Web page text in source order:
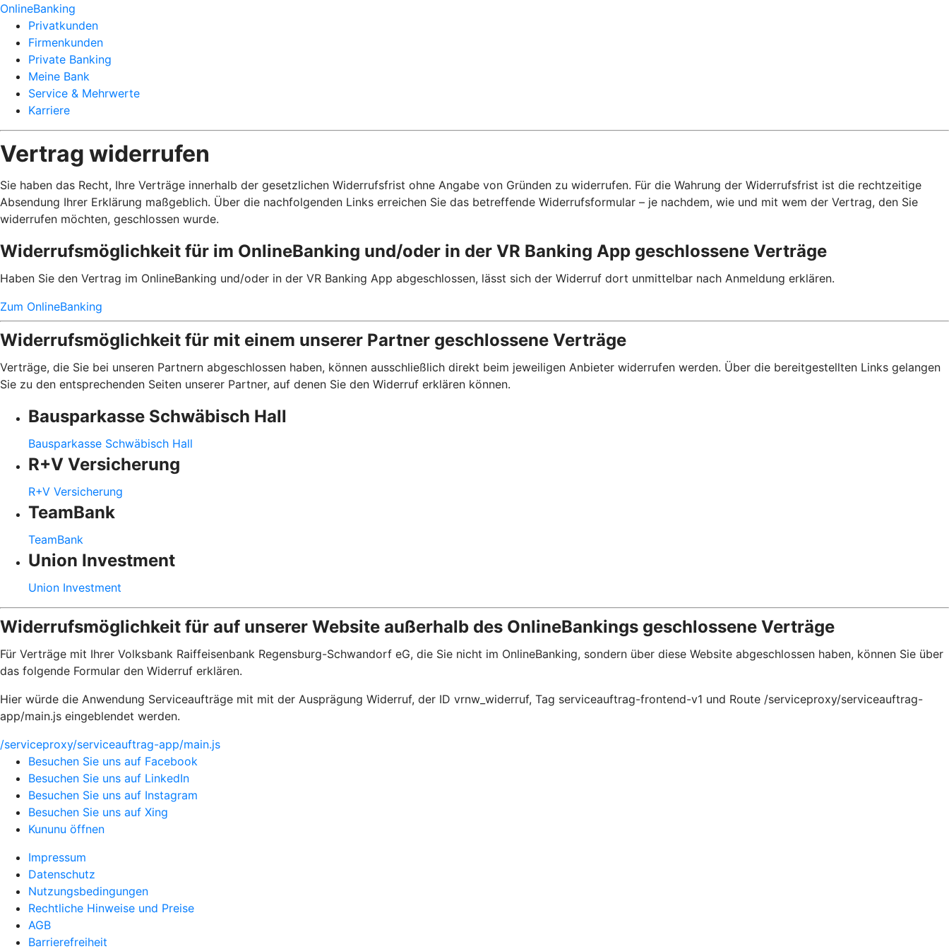
OnlineBanking
Privatkunden
Firmenkunden
Private Banking
Meine Bank
Service & Mehrwerte
Karriere
Vertrag widerrufen
Sie haben das Recht, Ihre Verträge innerhalb der gesetzlichen Widerrufsfrist ohne Angabe von Gründen zu widerrufen. Für die Wahrung der Widerrufsfrist ist die rechtzeitige
Absendung Ihrer Erklärung maßgeblich. Über die nachfolgenden Links erreichen Sie das betreffende Widerrufsformular – je nachdem, wie und mit wem der Vertrag, den Sie
widerrufen möchten, geschlossen wurde.
Widerrufsmöglichkeit für im OnlineBanking und/oder in der VR Banking App geschlossene Verträge
Haben Sie den Vertrag im OnlineBanking und/oder in der VR Banking App abgeschlossen, lässt sich der Widerruf dort unmittelbar nach Anmeldung erklären.
Zum OnlineBanking
Widerrufsmöglichkeit für mit einem unserer Partner geschlossene Verträge
Verträge, die Sie bei unseren Partnern abgeschlossen haben, können ausschließlich direkt beim jeweiligen Anbieter widerrufen werden. Über die bereitgestellten Links gelangen
Sie zu den entsprechenden Seiten unserer Partner, auf denen Sie den Widerruf erklären können.
Bausparkasse Schwäbisch Hall
Bausparkasse Schwäbisch Hall
R+V Versicherung
R+V Versicherung
TeamBank
TeamBank
Union Investment
Union Investment
Widerrufsmöglichkeit für auf unserer Website außerhalb des OnlineBankings geschlossene Verträge
Für Verträge mit Ihrer Volksbank Raiffeisenbank Regensburg-Schwandorf eG, die Sie nicht im OnlineBanking, sondern über diese Website abgeschlossen haben, können Sie über
das folgende Formular den Widerruf erklären.
Hier würde die Anwendung Serviceaufträge mit mit der Ausprägung Widerruf, der ID vrnw_widerruf, Tag serviceauftrag-frontend-v1 und Route /serviceproxy/serviceauftrag-
app/main.js eingeblendet werden.
/serviceproxy/serviceauftrag-app/main.js
Besuchen Sie uns auf Facebook
Besuchen Sie uns auf LinkedIn
Besuchen Sie uns auf Instagram
Besuchen Sie uns auf Xing
Kununu öffnen
Impressum
Datenschutz
Nutzungsbedingungen
Rechtliche Hinweise und Preise
AGB
Barrierefreiheit